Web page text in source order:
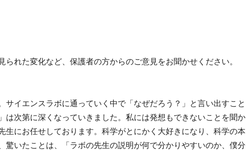
られた変化など、保護者の方からのご意見をお聞かせください。
サイエンスラボに通っていく中で「なぜだろう？」と言い出すこと
は次第に深くなっていきました。私には発想もできないことを聞か
生にお任せしております。科学がとにかく大好きになり、科学の本
驚いたことは、「ラボの先生の説明が何で分かりやすいのか、僕分